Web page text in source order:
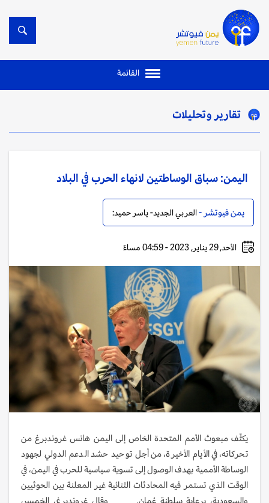
القائمة
تقارير وتحليلات
اليمن: سباق الوساطتين لانهاء الحرب في البلاد
يمن فيوتشر -العربي الجديد- ياسر حميد:
الأحد, 29 يناير, 2023 - 04:59 مساءً
يكثّف مبعوث الأمم المتحدة الخاص إلى اليمن هانس غروندبرغ من
تحركاته، في الأيام الأخيرة، من أجل توحيد حشد الدعم الدولي لجهود
الوساطة الأممية بهدف الوصول إلى تسوية سياسية للحرب في اليمن، في
الوقت الذي تستمر فيه المحادثات الثنائية غير المعلنة بين الحوثيين
والسعودية، برعاية سلطنة عُمان. وقال غروندبرغ، الخميس